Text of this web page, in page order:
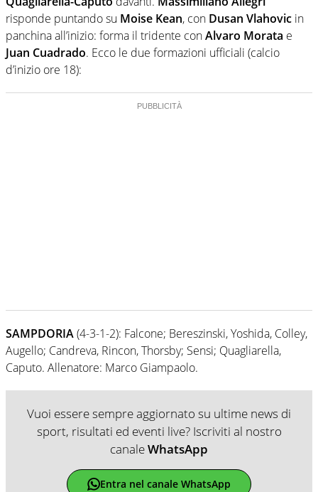
risponde puntando su Moise Kean, con Dusan Vlahovic in
panchina all’inizio: forma il tridente conAlvaro Morata e
Juan Cuadrado. Ecco le due formazioni ufficiali (calcio
d’inizio ore 18):
SAMPDORIA(4-3-1-2): Falcone; Bereszinski, Yoshida, Colley,
Augello; Candreva, Rincon, Thorsby; Sensi; Quagliarella,
Caputo. Allenatore: Marco Giampaolo.
Vuoi essere sempre aggiornato su ultime news di
sport, risultati ed eventi live? Iscriviti al nostro
canaleWhatsApp
Entra nel canale WhatsApp